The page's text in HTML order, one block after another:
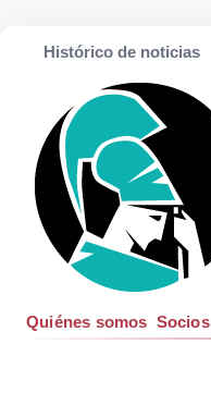
Histórico de noticias
Quiénes somos Socios